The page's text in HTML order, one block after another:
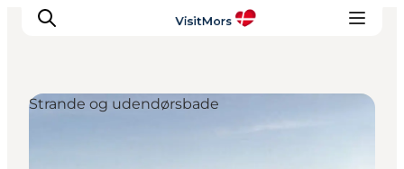
Strande og udendørsbade